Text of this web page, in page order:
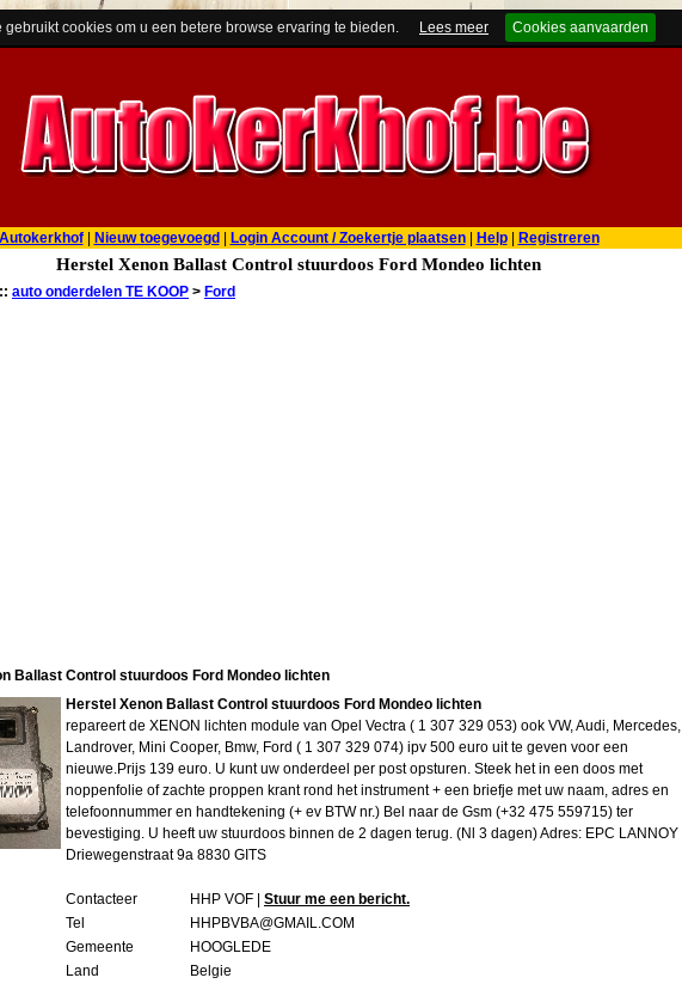
gebruikt cookies om u een betere browse ervaring te bieden. Lees meer Cookies aanvaarden
Autokerkhof| Nieuw toegevoegd Login Account / Zoekertje plaatsen| Help| Registreren
Herstel Xenon Ballast Control stuurdoos Ford Mondeo lichten
:: auto onderdelen TE KOOP > Ford
Ballast Control stuurdoos Ford Mondeo lichten
Herstel Xenon Ballast Control stuurdoos Ford Mondeo lichten
repareert de XENON lichten module van Opel Vectra ( 1 307 329 053) ook VW, Audi, Mercedes,
Landrover, Mini Cooper, Bmw, Ford ( 1 307 329 074) ipv 500 euro uit te geven voor een
nieuwe.Prijs 139 euro. U kunt uw onderdeel per post opsturen. Steek het in een doos met
noppenfolie of zachte proppen krant rond het instrument + een briefje met uw naam, adres en
telefoonnummer en handtekening (+ ev BTW nr.) Bel naar de Gsm (+32 475 559715) ter
bevestiging. U heeft uw stuurdoos binnen de 2 dagen terug. (Nl 3 dagen) Adres: EPC LANNOY
Driewegenstraat 9a 8830 GITS
Contacteer HHP VOF | Stuur me een bericht.
Tel
HHPBVBA@GMAIL.COM
Gemeente
HOOGLEDE
Land
Belgie